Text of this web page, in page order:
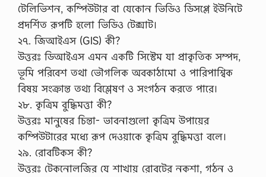
টেলিভিশন, কম্পিউটার বা যেকোন ভিডিও ডিসপ্লে ইউনিটে
প্রদর্শিত রূপটি হলো ভিডিও টেক্সাট।
২৭. জিআইএস (GIS) কী?
উত্তরঃ ডিআইএস এমন একটি সিস্টেম যা প্রাকৃতিক সম্পদ,
ভূমি পরিবেশ তথা ভৌগলিক অবকাঠামো ও পারিপাশ্বিক
বিষয় সংক্রান্ত তথ্য বিশ্লেষণ ও সংগঠন করতে পারে।
২৮. কৃত্রিম বুদ্ধিমত্তা কী?
উত্তরঃ মানুষের চিন্তা- ভাবনাগুলো কৃত্রিম উপায়ের
কম্পিউটারের মধ্যে রূপ দেওয়াকে কৃত্রিম বুদ্ধিমত্তা বলে।
২৯. রোবটিকস কী?
উত্তরঃ টেকনোলজির যে শাখায় রোবটের নকশা, গঠন ও